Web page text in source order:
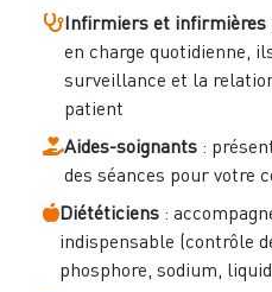
Infirmiers et infirmières
en charge quotidienne,
surveillance et la
patient
Aides-soignants :
des séances pour votre
Diététiciens :
indispensable (contrôle
phosphore, sodium,